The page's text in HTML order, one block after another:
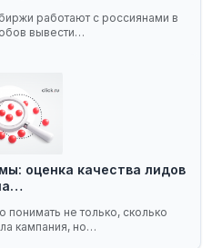
работают с россиянами в
вывести…
оценка качества лидов
не только, сколько
кампания, но…